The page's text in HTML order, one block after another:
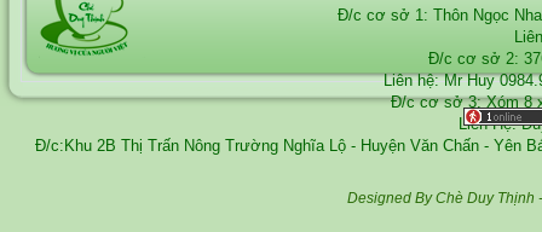
Đ/c cơ sở 1: Thôn Ngọc
Đ/c cơ sở 2:
Liên hệ: Mr Huy
Đ/c cơ sở 3: Xóm 8
Liên Hệ:
Đ/c:Khu 2B Thị Trấn Nông Trường Nghĩa Lộ - Huyện Văn Chấn - Yên
Designed By Chè Duy Thịnh -